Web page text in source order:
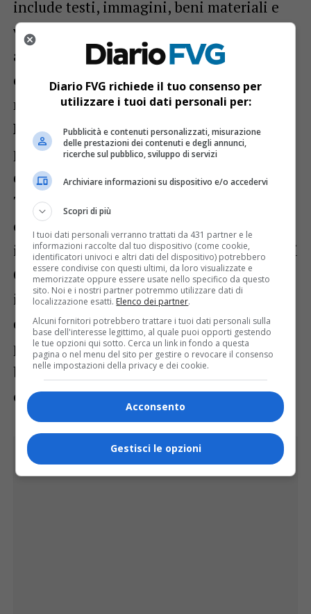
include testi, immagini, beni materiali e
video) a partire dalle prime forme
associative dell’Ottocento, passando per la
costituzione dell’Associazione Industriali
nel dopoguerra e arrivando fino al 2000.
Non solo. Spazi sono anche dedicati alla
presentazione dei 12 settori merceologici
di Confindustria Udine, alla storia della
Torre di Santa Maria e all’Associazione
culturale dedicata ad Archimede Taverna,
imprenditore edile e secondo Presidente di
Confindustria Udine, eDomenico Taverna,
imprenditore e rappresentante
dell’Associazione Costruttori Edili. Al
piano terra sono inoltre presenti:
biblioteca/mediateca, reception/bookshop
e uno spazio per conferenze.
Diario FVG richiede il tuo consenso per
utilizzare i tuoi dati personali per:
Pubblicità e contenuti personalizzati, misurazione
delle prestazioni dei contenuti e degli annunci,
ricerche sul pubblico, sviluppo di servizi
Archiviare informazioni su dispositivo e/o accedervi
Scopri di più
I tuoi dati personali verranno trattati da 431 partner e le
informazioni raccolte dal tuo dispositivo (come cookie,
identificatori univoci e altri dati del dispositivo) potrebbero
essere condivise con questi ultimi, da loro visualizzate e
memorizzate oppure essere usate nello specifico da questo
sito. Noi e i nostri partner potremmo utilizzare dati di
localizzazione esatti. Elenco dei partner.
Alcuni fornitori potrebbero trattare i tuoi dati personali sulla
base dell'interesse legittimo, al quale puoi opporti gestendo
le tue opzioni qui sotto. Cerca un link in fondo a questa
pagina o nel menu del sito per gestire o revocare il consenso
nelle impostazioni della privacy e dei cookie.
Acconsento
Gestisci le opzioni